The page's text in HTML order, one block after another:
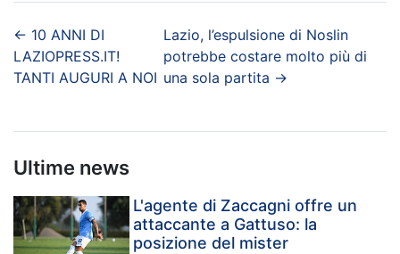
← 10 ANNI DI
LAZIOPRESS.IT!
TANTI AUGURI A NOI
Lazio, l’espulsione di Noslin
potrebbe costare molto più di
una sola partita →
Ultime news
L'agente di Zaccagni offre un
attaccante a Gattuso: la
posizione del mister